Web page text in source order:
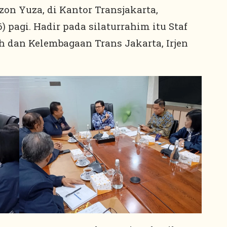
Yuza, di Kantor Transjakarta,
pagi. Hadir pada silaturrahim itu Staf
Kelembagaan Trans Jakarta, Irjen